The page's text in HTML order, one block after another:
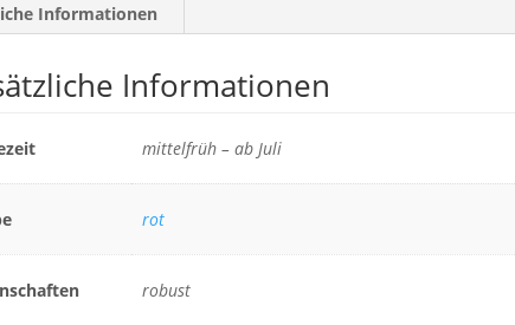
Informationen
Informationen
mittelfrüh – ab Juli
rot
robust